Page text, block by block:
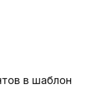
в шаблон